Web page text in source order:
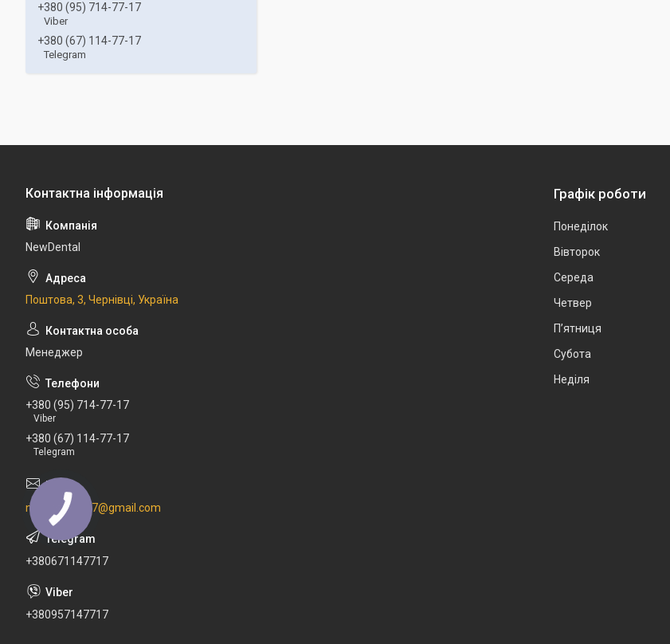
+380 (95) 714-77-17
Viber
+380 (67) 114-77-17
Telegram
NewDental
Поштова, 3, Чернівці, Україна
Менеджер
+380 (95) 714-77-17
Viber
+380 (67) 114-77-17
Telegram
newdental777@gmail.com
+380671147717
+380957147717
Графік роботи
Понеділок
Вівторок
Середа
Четвер
Пʼятниця
Субота
Неділя